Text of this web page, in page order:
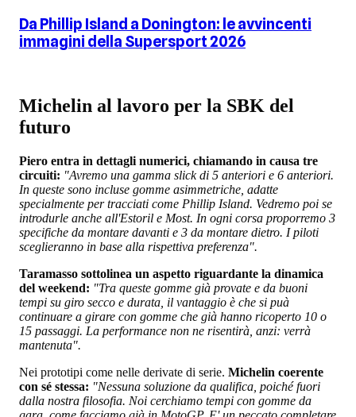
Da Phillip Island a Donington: le avvincenti
immagini della Supersport 2026
Michelin al lavoro per la SBK del
futuro
Piero entra in dettagli numerici, chiamando in causa tre
circuiti: "Avremo una gamma slick di 5 anteriori e 6 anteriori.
In queste sono incluse gomme asimmetriche, adatte
specialmente per tracciati come Phillip Island. Vedremo poi se
introdurle anche all'Estoril e Most. In ogni corsa proporremo 3
specifiche da montare davanti e 3 da montare dietro. I piloti
sceglieranno in base alla rispettiva preferenza".
Taramasso sottolinea un aspetto riguardante la dinamica
del weekend: "Tra queste gomme già provate e da buoni
tempi su giro secco e durata, il vantaggio è che si puà
continuare a girare con gomme che già hanno ricoperto 10 o
15 passaggi. La performance non ne risentirà, anzi: verrà
mantenuta".
Nei prototipi come nelle derivate di serie. Michelin coerente
con sé stessa: "Nessuna soluzione da qualifica, poiché fuori
dalla nostra filosofia. Noi cerchiamo tempi con gomme da